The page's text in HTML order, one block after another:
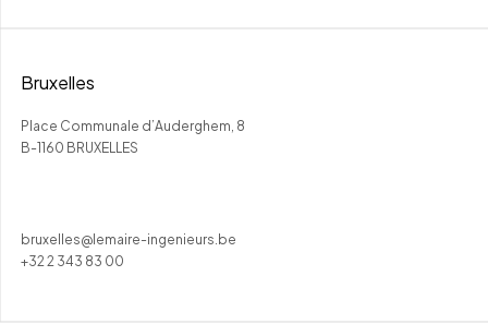
Bruxelles
Place Communale d’Auderghem, 8
B-1160 BRUXELLES
bruxelles@lemaire-ingenieurs.be
+32 2 343 83 00